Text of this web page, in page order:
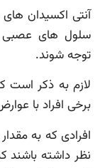
آنتی اکسیدان
سلول های عصبی
توجه شوند.
لازم به ذکر
برخی افراد با
افرادی که به
نظر داشته باشند